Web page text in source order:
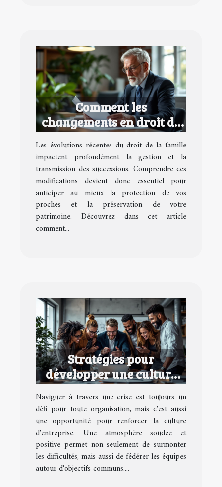
Comment les
changements en droit de
la famille affectent vos
successions ?
Les évolutions récentes du droit de la famille
impactent profondément la gestion et la
transmission des successions. Comprendre ces
modifications devient donc essentiel pour
anticiper au mieux la protection de vos
proches et la préservation de votre
patrimoine. Découvrez dans cet article
comment...
Stratégies pour
développer une culture
d'entreprise performante
en temps de crise
Naviguer à travers une crise est toujours un
défi pour toute organisation, mais c'est aussi
une opportunité pour renforcer la culture
d'entreprise. Une atmosphère soudée et
positive permet non seulement de surmonter
les difficultés, mais aussi de fédérer les équipes
autour d'objectifs communs....